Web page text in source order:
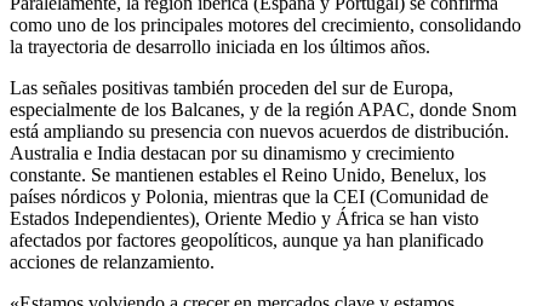
como uno de los principales motores del crecimiento, consolidando
la trayectoria de desarrollo iniciada en los últimos años.
Las señales positivas también proceden del sur de Europa,
especialmente de los Balcanes, y de la región APAC, donde Snom
está ampliando su presencia con nuevos acuerdos de distribución.
Australia e India destacan por su dinamismo y crecimiento
constante. Se mantienen estables el Reino Unido, Benelux, los
países nórdicos y Polonia, mientras que la CEI (Comunidad de
Estados Independientes), Oriente Medio y África se han visto
afectados por factores geopolíticos, aunque ya han planificado
acciones de relanzamiento.